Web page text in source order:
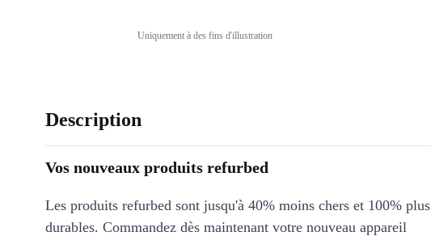
Uniquement à des fins d'illustration
Description
Vos nouveaux produits refurbed
Les produits refurbed sont jusqu'à 40% moins chers et 100% plus
durables. Commandez dès maintenant votre nouveau appareil